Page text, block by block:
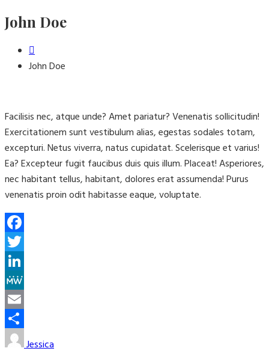
John Doe
John Doe
Facilisis nec, atque unde? Amet pariatur? Venenatis sollicitudin!
Exercitationem sunt vestibulum alias, egestas sodales totam,
excepturi. Netus viverra, natus cupidatat. Scelerisque et varius!
Ea? Excepteur fugit faucibus duis quis illum. Placeat! Asperiores,
nec habitant tellus, habitant, dolores erat assumenda! Purus
venenatis proin odit habitasse eaque, voluptate.
Facebook
Twitter
LinkedIn
MeWe
Email
Share Jessica